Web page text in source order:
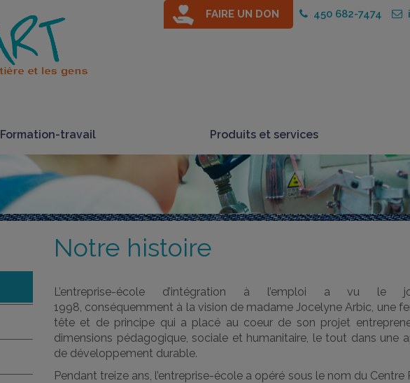
FAIRE UN DON 450 682-7474
Formation-travail Produits et services
Notre histoire
L’entreprise-école d’intégration à l’emploi a vu le
1998, conséquemment à la vision de madame Jocelyne Arbic, une
tête et de principe qui a placé au coeur de son projet
dimensions pédagogique, sociale et humanitaire, le tout dans une
de développement durable.
Pendant treize ans, l’entreprise-école a opéré sous le nom du Centre